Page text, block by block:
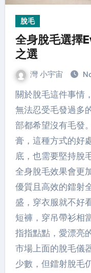
脫毛
全身脫毛選擇
之選
灣 小宇宙
關於脫毛這件事情，很多女性朋友都有著追求，都
無法忍受毛發過多
部都希望沒有毛發
膏，這種方式的好
底，也需要堅持脫
全身脫毛效果會更
優質且高效的鐳射
盛，穿衣服就不好
短褲，穿吊帶衫相
指指點點，愛漂亮
市場上面的脫毛儀
少數，但鐳射脫毛